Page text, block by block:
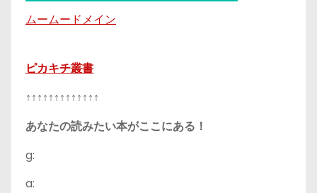
ムームードメイン
ピカキチ叢書
↑↑↑↑↑↑↑↑↑↑↑↑↑
あなたの読みたい本がここにある！
g:
a: